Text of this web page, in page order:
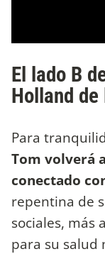
El lado B
Holland
Para
Tom volverá
conectado
repentina de
sociales, más
para su salud